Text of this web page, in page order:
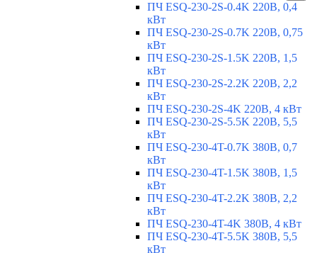
ПЧ ESQ-230-2S-0.4K 220В, 0,4
кВт
ПЧ ESQ-230-2S-0.7K 220В, 0,75
кВт
ПЧ ESQ-230-2S-1.5K 220В, 1,5
кВт
ПЧ ESQ-230-2S-2.2K 220В, 2,2
кВт
ПЧ ESQ-230-2S-4K 220В, 4 кВт
ПЧ ESQ-230-2S-5.5K 220В, 5,5
кВт
ПЧ ESQ-230-4T-0.7K 380В, 0,7
кВт
ПЧ ESQ-230-4T-1.5K 380В, 1,5
кВт
ПЧ ESQ-230-4T-2.2K 380В, 2,2
кВт
ПЧ ESQ-230-4T-4K 380В, 4 кВт
ПЧ ESQ-230-4T-5.5K 380В, 5,5
кВт